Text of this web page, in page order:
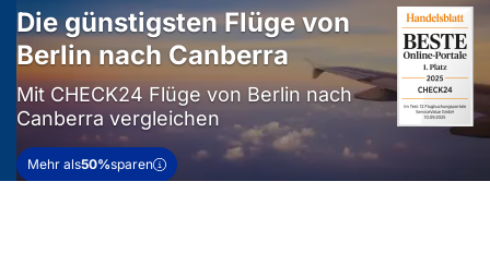
Die günstigsten Flüge von
Berlin nach Canberra
Mit CHECK24 Flüge von Berlin nach
Canberra vergleichen
Mehr als50%sparen